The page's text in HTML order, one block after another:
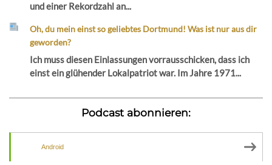
und einer Rekordzahl an...
Oh, du mein einst so geliebtes Dortmund! Was ist nur aus dir
geworden?
Ich muss diesen Einlassungen vorrausschicken, dass ich
einst ein glühender Lokalpatriot war. Im Jahre 1971...
Podcast abonnieren:
Android